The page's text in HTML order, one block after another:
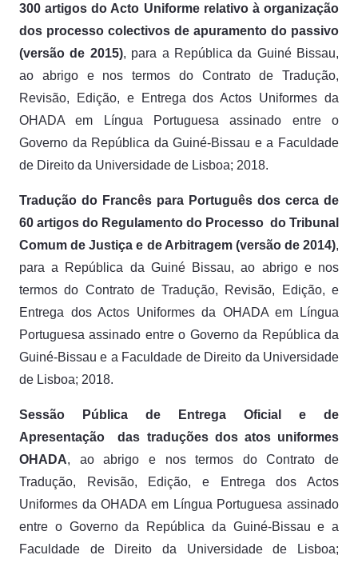
300 artigos do Acto Uniforme relativo à organização
dos processo colectivos de apuramento do passivo
(versão de 2015), para a República da Guiné Bissau,
ao abrigo e nos termos do Contrato de Tradução,
Revisão, Edição, e Entrega dos Actos Uniformes da
OHADA em Língua Portuguesa assinado entre o
Governo da República da Guiné-Bissau e a Faculdade
de Direito da Universidade de Lisboa; 2018.
Tradução do Francês para Português dos cerca de
60 artigos do Regulamento do Processo do Tribunal
Comum de Justiça e de Arbitragem (versão de 2014),
para a República da Guiné Bissau, ao abrigo e nos
termos do Contrato de Tradução, Revisão, Edição, e
Entrega dos Actos Uniformes da OHADA em Língua
Portuguesa assinado entre o Governo da República da
Guiné-Bissau e a Faculdade de Direito da Universidade
de Lisboa; 2018.
Sessão Pública de Entrega Oficial e de
Apresentação das traduções dos atos uniformes
OHADA, ao abrigo e nos termos do Contrato de
Tradução, Revisão, Edição, e Entrega dos Actos
Uniformes da OHADA em Língua Portuguesa assinado
entre o Governo da República da Guiné-Bissau e a
Faculdade de Direito da Universidade de Lisboa;